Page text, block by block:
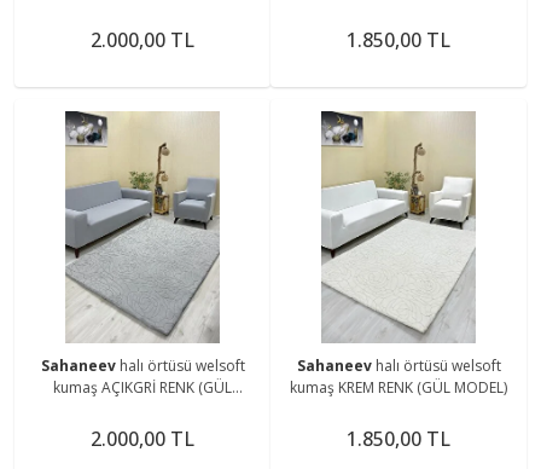
2.000,00 TL 1.850,00 TL
Sahaneev halı örtüsü welsoft
kumaş AÇIKGRİ RENK (GÜL
2.000,00 TL
Sahaneev halı örtüsü welsoft
kumaş KREM RENK (GÜL MODEL)
1.850,00 TL